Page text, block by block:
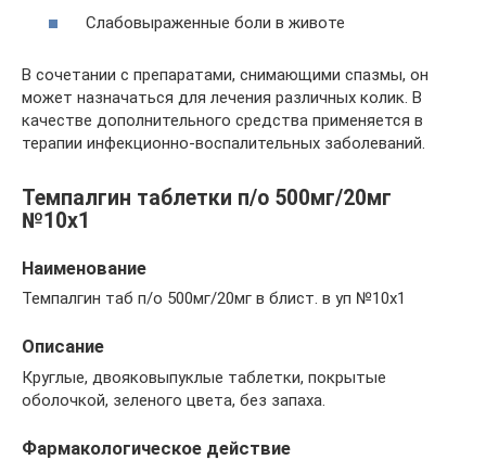
Слабовыраженные боли в животе
В сочетании с препаратами, снимающими спазмы, он
может назначаться для лечения различных колик. В
качестве дополнительного средства применяется в
терапии инфекционно-воспалительных заболеваний.
Темпалгин таблетки п/о 500мг/20мг
№10х1
Наименование
Темпалгин таб п/о 500мг/20мг в блист. в уп №10х1
Описание
Круглые, двояковыпуклые таблетки, покрытые
оболочкой, зеленого цвета, без запаха.
Фармакологическое действие